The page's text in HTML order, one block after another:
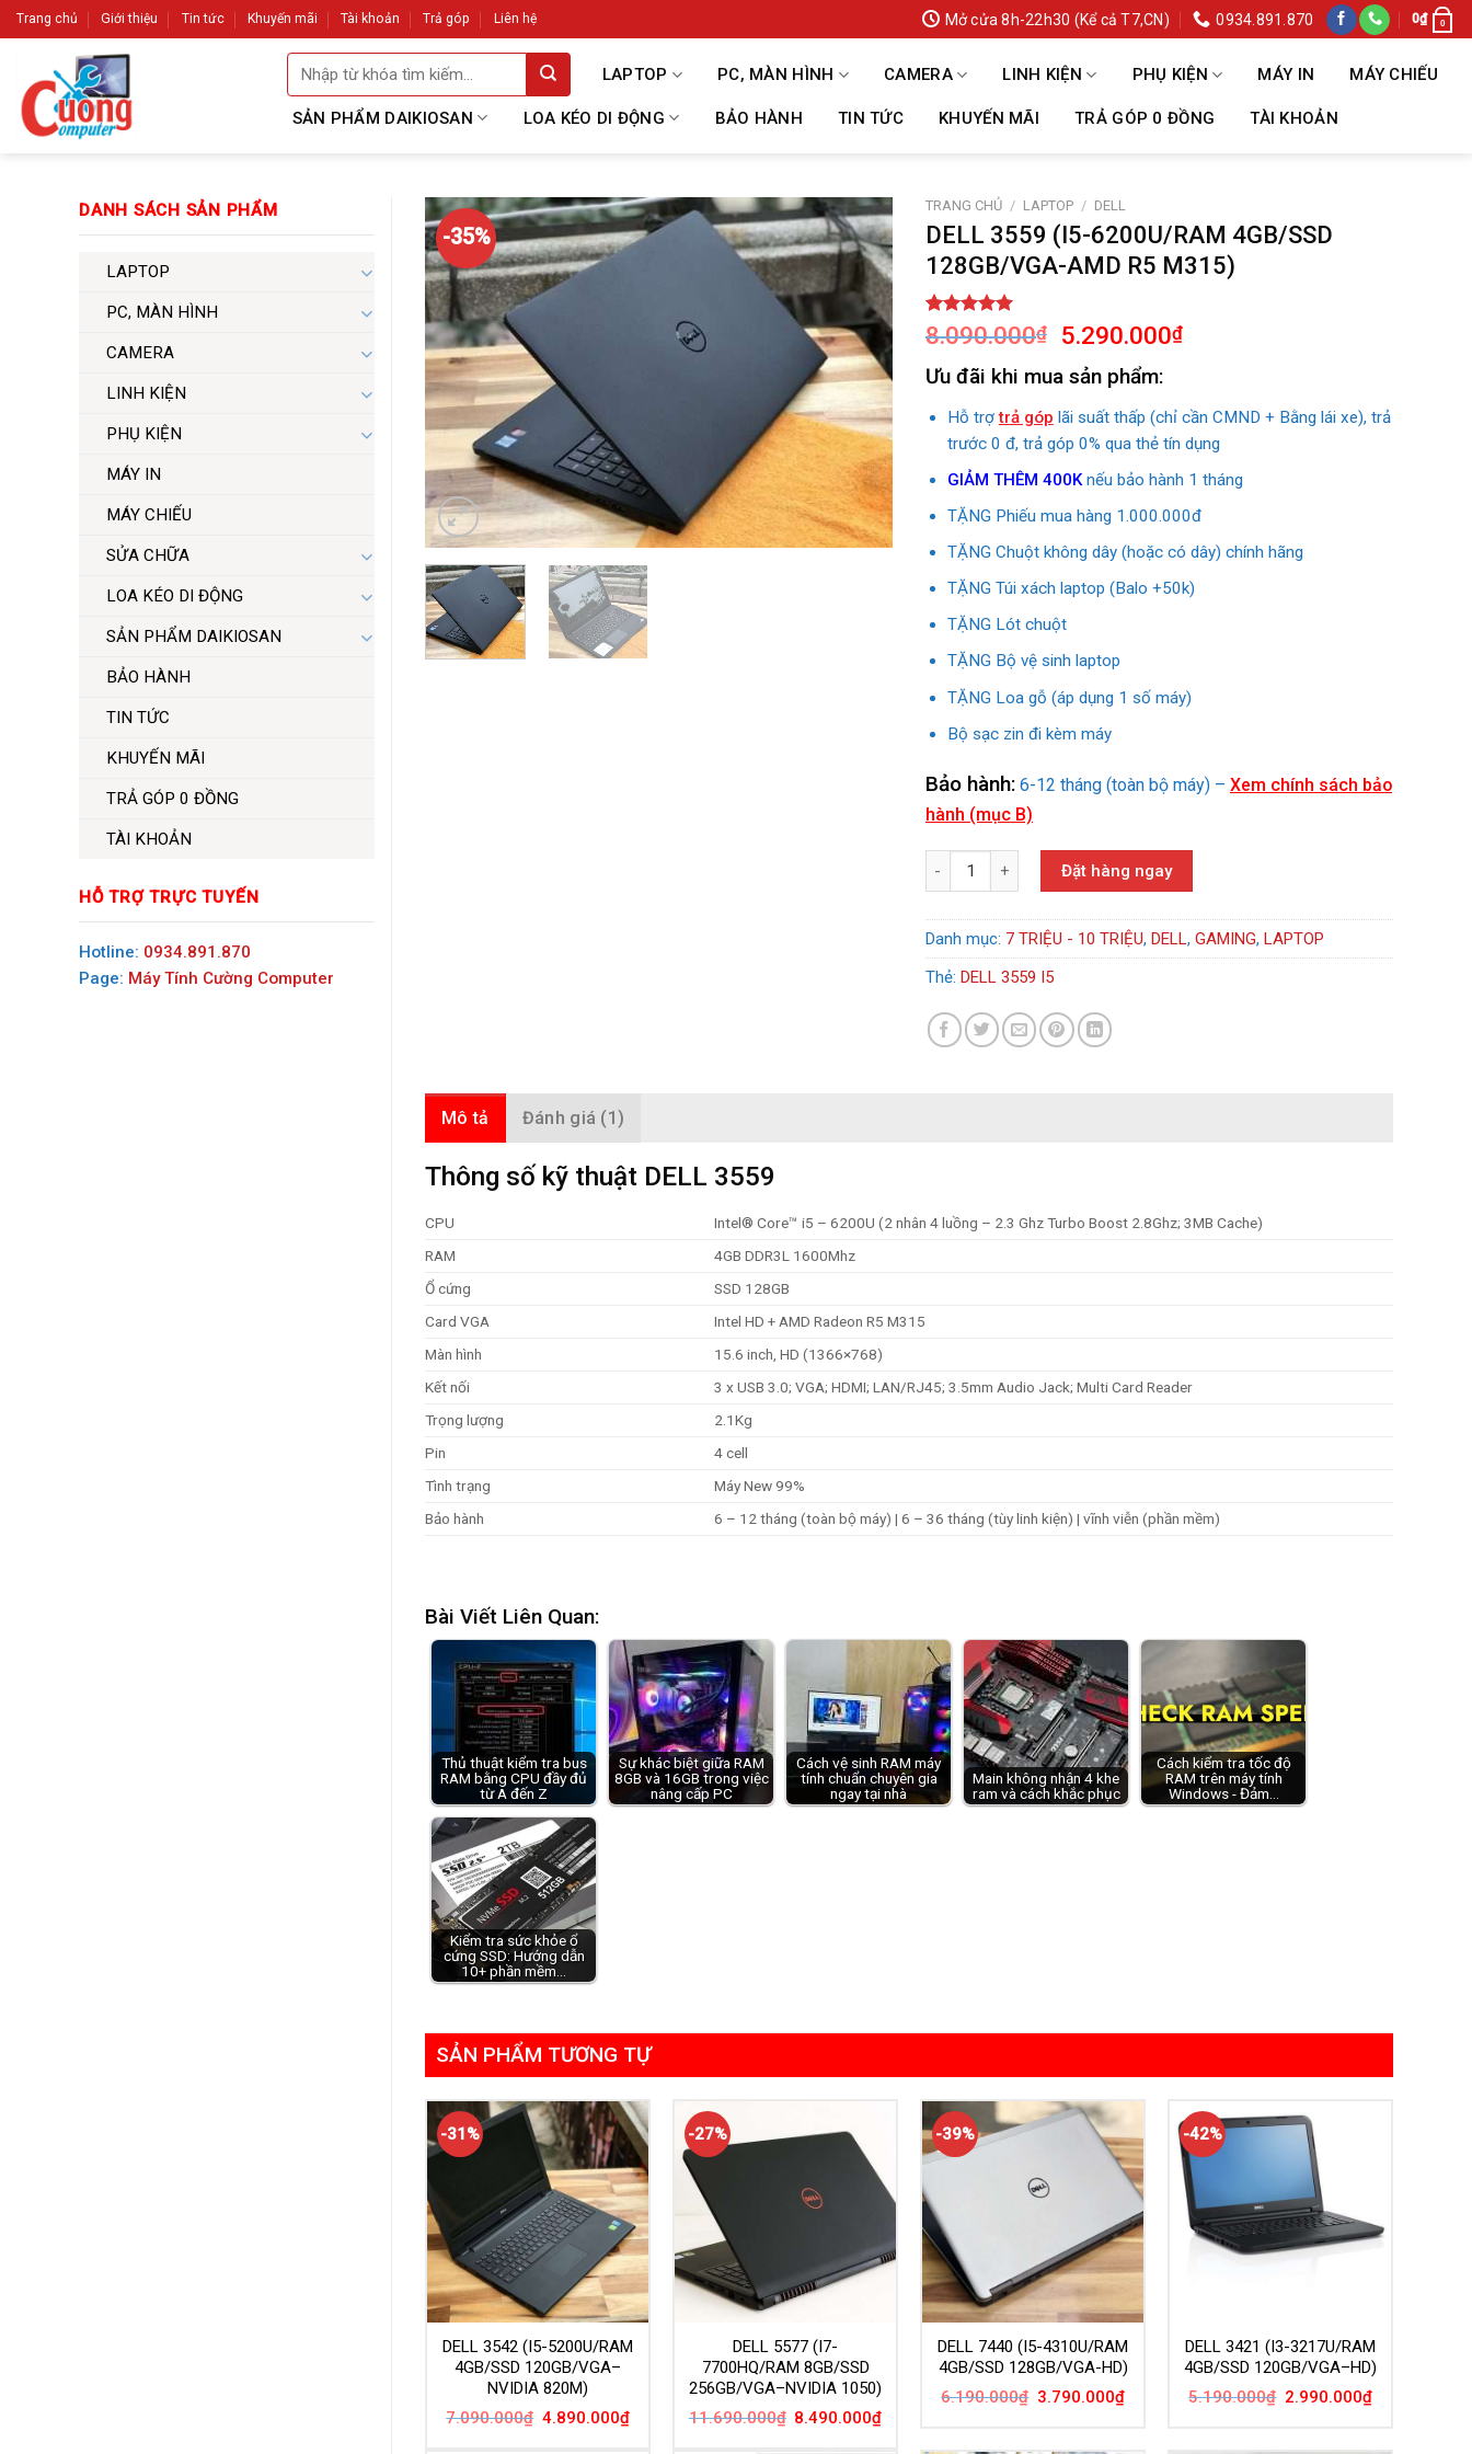
Skip
to
Trang chủ Giới thiệu Tin tức Khuyến mãi Tài khoản Trả góp Liên hệ Mở cửa 8h-22h30 (Kể cả T7,CN) 0934.891.870 0₫ 0
Tìm
kiếm:
LAPTOP PC, MÀN HÌNH CAMERA LINH KIỆN PHỤ KIỆN MÁY IN MÁY CHIẾU
SẢN PHẨM DAIKIOSAN LOA KÉO DI ĐỘNG BẢO HÀNH TIN TỨC KHUYẾN MÃI TRẢ GÓP 0 ĐỒNG TÀI KHOẢN
DANH SÁCH SẢN PHẨM
LAPTOP
PC, MÀN HÌNH
CAMERA
LINH KIỆN
PHỤ KIỆN
MÁY IN
MÁY CHIẾU
SỬA CHỮA
LOA KÉO DI ĐỘNG
SẢN PHẨM DAIKIOSAN
BẢO HÀNH
TIN TỨC
KHUYẾN MÃI
TRẢ GÓP 0 ĐỒNG
TÀI KHOẢN
HỖ TRỢ TRỰC TUYẾN
Hotline: 0934.891.870
Page: Máy Tính Cường Computer
-35%
TRANG CHỦ / LAPTOP / DELL
DELL 3559 (I5-6200U/RAM 4GB/SSD
128GB/VGA-AMD R5 M315)
5.00trên 5
dựa trên
1
đánh giá
8.090.000₫
Giá
gốc
là:
8.090.000₫.
5.290.000₫Giá
là:
5.290.000₫.
Ưu đãi khi mua sản phẩm:
Hỗ trợtrả góp lãi suất thấp (chỉ cần CMND + Bằng lái xe), trả
trước 0 đ, trả góp 0% qua thẻ tín dụng
GIẢM THÊM 400Knếu bảo hành 1 tháng
TẶNG Phiếu mua hàng 1.000.000đ
TẶNG Chuột không dây (hoặc có dây) chính hãng
TẶNG Túi xách laptop (Balo +50k)
TẶNG Lót chuột
TẶNG Bộ vệ sinh laptop
TẶNG Loa gỗ (áp dụng 1 số máy)
Bộ sạc zin đi kèm máy
Bảo hành: 6-12 tháng (toàn bộ máy) – Xem chính sách bảo
hành (mục B)
DELL 3559 (I5-6200U/RAM 4GB/SSD 128GB/VGA-AMD R5 M315) số lượng
Đặt hàng ngay
Danh mục: 7 TRIỆU - 10 TRIỆU, DELL, GAMING, LAPTOP
Thẻ: DELL 3559 I5
Mô tả Đánh giá (1)
Thông số kỹ thuật DELL 3559
CPU
Intel® Core™ i5 – 6200U (2 nhân 4 luồng – 2.3 Ghz Turbo Boost 2.8Ghz; 3MB Cache)
RAM
4GB DDR3L 1600Mhz
Ổ cứng
SSD 128GB
Card VGA
Intel HD + AMD Radeon R5 M315
Màn hình
15.6 inch, HD (1366×768)
Kết nối
3 x USB 3.0; VGA; HDMI; LAN/RJ45; 3.5mm Audio Jack; Multi Card Reader
Trọng lượng
2.1Kg
Pin
4cell
Tình trạng
Máy New 99%
Bảo hành
6 – 12 tháng (toàn bộ máy) | 6 – 36 tháng (tùy linh kiện) | vĩnh viễn (phần mềm)
Bài Viết Liên Quan:
Thủ thuật kiểm tra bus
RAM bằng CPU đầy đủ
từ A đến Z
Sự khác biệt giữa RAM
8GB và 16GB trong việc
nâng cấp PC
Cách vệ sinh RAM máy
tính chuẩn chuyên gia
ngay tại nhà
Main không nhận 4 khe
ram và cách khắc phục
Cách kiểm tra tốc độ
RAM trên máy tính
Windows - Đảm…
Kiểm tra sức khỏe ổ
cứng SSD: Hướng dẫn
10+ phần mềm…
SẢN PHẨM TƯƠNG TỰ
-31%
DELL 3542 (I5-5200U/RAM
4GB/SSD 120GB/VGA–
NVIDIA 820M)
7.090.000₫ Giá
gốc
4.890.000₫Giá
hiện
-27%
DELL 5577 (I7-
7700HQ/RAM 8GB/SSD
256GB/VGA–NVIDIA 1050)
11.690.000₫ Giá
gốc
8.490.000₫Giá
-39%
DELL 7440 (I5-4310U/RAM
4GB/SSD 128GB/VGA-HD)
6.190.000₫ Giá
gốc
3.790.000₫Giá
hiện
-42%
DELL 3421 (I3-3217U/RAM
4GB/SSD 120GB/VGA–HD)
5.190.000₫ Giá
gốc
2.990.000₫Giá
hiện